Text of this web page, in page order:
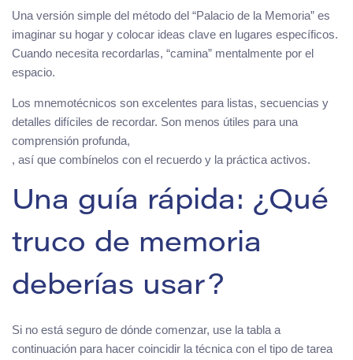
Una versión simple del método del “Palacio de la Memoria” es
imaginar su hogar y colocar ideas clave en lugares específicos.
Cuando necesita recordarlas, “camina” mentalmente por el
espacio.
Los mnemotécnicos son excelentes para listas, secuencias y
detalles difíciles de recordar. Son menos útiles para una
comprensión profunda,
, así que combínelos con el recuerdo y la práctica activos.
Una guía rápida: ¿Qué
truco de memoria
deberías usar?
Si no está seguro de dónde comenzar, use la tabla a
continuación para hacer coincidir la técnica con el tipo de tarea